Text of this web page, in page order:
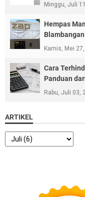
Minggu, Juli
Hempas
Kamis, Mei 27,
Cara
Panduan
Rabu, Juli 03,
ARTIKEL